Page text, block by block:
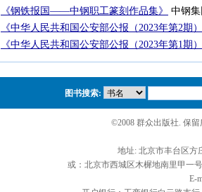
《钢铁报国——中钢职工篆刻作品集》
中钢
《中华人民共和国公安部公报（2023年第2期
《中华人民共和国公安部公报（2023年第1期
图书搜索:
©2008 群众出版社. 保
地址: 北京市丰台区
或：北京市西城区木樨地南里甲一
E-